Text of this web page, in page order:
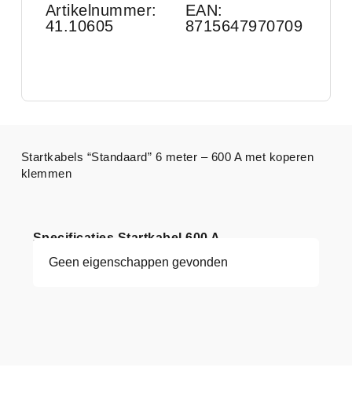
Artikelnummer:
41.10605
EAN:
8715647970709
Specificaties Startkabel 600 A
Geen eigenschappen gevonden
Startkabels “Standaard” 6 meter – 600 A met koperen
klemmen